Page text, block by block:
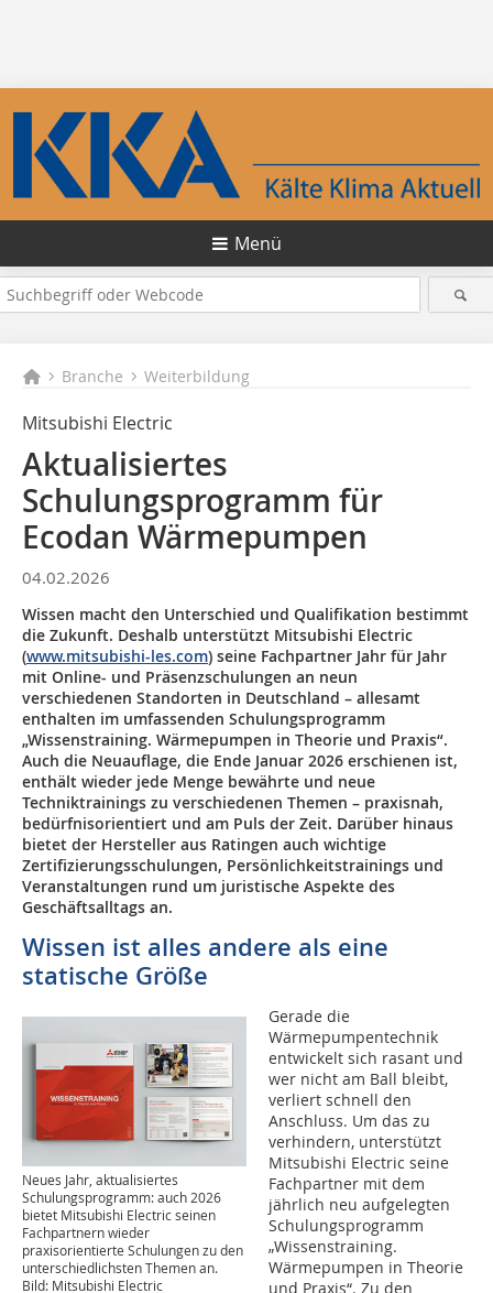
Menü
Branche Weiterbildung
Mitsubishi Electric
Aktualisiertes
Schulungsprogramm für
Ecodan Wärmepumpen
04.02.2026
Wissen macht den Unterschied und Qualifikation bestimmt
die Zukunft. Deshalb unterstützt Mitsubishi Electric
(www.mitsubishi-les.com) seine Fachpartner Jahr für Jahr
mit Online- und Präsenzschulungen an neun
verschiedenen Standorten in Deutschland – allesamt
enthalten im umfassenden Schulungsprogramm
„Wissenstraining. Wärmepumpen in Theorie und Praxis“.
Auch die Neuauflage, die Ende Januar 2026 erschienen ist,
enthält wieder jede Menge bewährte und neue
Techniktrainings zu verschiedenen Themen – praxisnah,
bedürfnisorientiert und am Puls der Zeit. Darüber hinaus
bietet der Hersteller aus Ratingen auch wichtige
Zertifizierungsschulungen, Persönlichkeitstrainings und
Veranstaltungen rund um juristische Aspekte des
Geschäftsalltags an.
Wissen ist alles andere als eine
statische Größe
Neues Jahr, aktualisiertes
Schulungsprogramm: auch 2026
bietet Mitsubishi Electric seinen
Fachpartnern wieder
praxisorientierte Schulungen zu den
unterschiedlichsten Themen an.
Bild: Mitsubishi Electric
Gerade die
Wärmepumpentechnik
entwickelt sich rasant und
wer nicht am Ball bleibt,
verliert schnell den
Anschluss. Um das zu
verhindern, unterstützt
Mitsubishi Electric seine
Fachpartner mit dem
jährlich neu aufgelegten
Schulungsprogramm
„Wissenstraining.
Wärmepumpen in Theorie
und Praxis“. Zu den